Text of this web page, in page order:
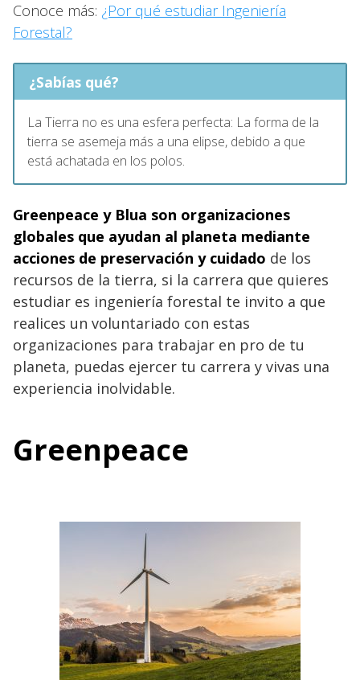
Conoce más: ¿Por qué estudiar Ingeniería
Forestal?
¿Sabías qué?
La Tierra no es una esfera perfecta: La forma de la
tierra se asemeja más a una elipse, debido a que
está achatada en los polos.
Greenpeace y Blua son organizaciones
globales que ayudan al planeta mediante
acciones de preservación y cuidado de los
recursos de la tierra, si la carrera que quieres
estudiar es ingeniería forestal te invito a que
realices un voluntariado con estas
organizaciones para trabajar en pro de tu
planeta, puedas ejercer tu carrera y vivas una
experiencia inolvidable.
Greenpeace